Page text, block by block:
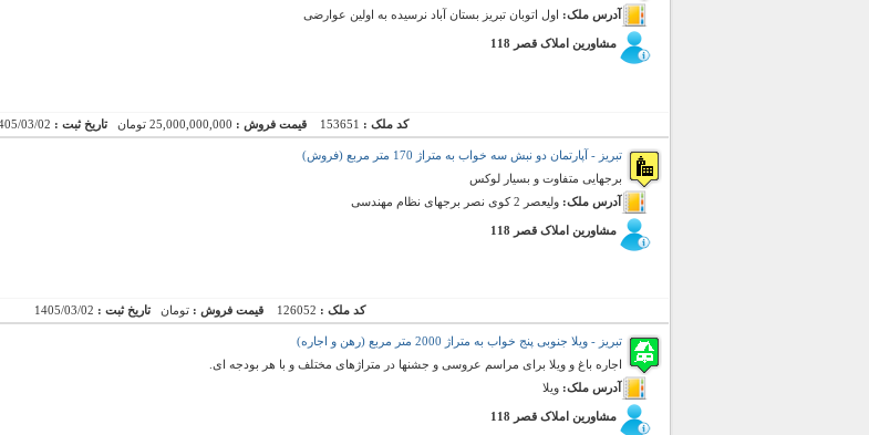
آدرس ملک: اول اتوبان تبریز بستان آباد نرسیده به اولین عوارضی
مشاورین املاک قصر 118
کد ملک : 153651 قیمت فروش : 25,000,000,000 تومان تاریخ ثبت : 03/02
تبریز - آپارتمان دو نبش سه خواب به متراژ 170 متر مربع (فروش)
برجهایی متفاوت و بسیار لوکس
آدرس ملک: ولیعصر 2 کوی نصر برجهای نظام مهندسی
مشاورین املاک قصر 118
کد ملک : 126052 قیمت فروش : تومانتاریخ ثبت : 1405/03/02
تبریز - ویلا جنوبی پنج خواب به متراژ 2000 متر مربع (رهن و اجاره)
اجاره باغ و ویلا برای مراسم عروسی و جشنها در متراژهای مختلف و با هر بودجه ای.
آدرس ملک: ویلا
مشاورین املاک قصر 118